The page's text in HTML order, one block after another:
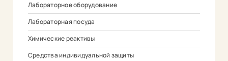
Лабораторное оборудование
Лабораторная посуда
Химические реактивы
Средства индивидуальной защиты